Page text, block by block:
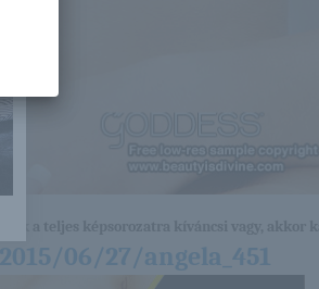
06/27/angela_451